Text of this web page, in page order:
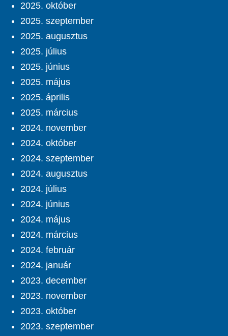
2025. október
2025. szeptember
2025. augusztus
2025. július
2025. június
2025. május
2025. április
2025. március
2024. november
2024. október
2024. szeptember
2024. augusztus
2024. július
2024. június
2024. május
2024. március
2024. február
2024. január
2023. december
2023. november
2023. október
2023. szeptember